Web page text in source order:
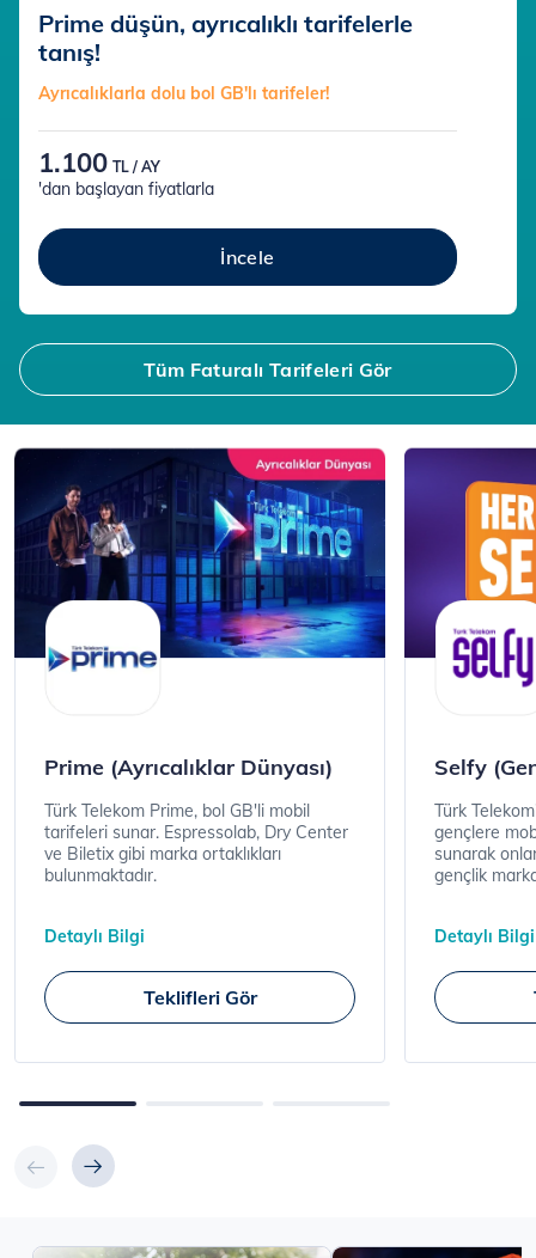
Prime düşün, ayrıcalıklı tarifelerle
tanış!
Ayrıcalıklarla dolu bol GB'lı tarifeler!
1.100 TL / AY
'dan başlayan fiyatlarla
İncele
Tüm Faturalı Tarifeleri Gör
Prime (Ayrıcalıklar Dünyası)
Türk Telekom Prime, bol GB'li mobil
tarifeleri sunar. Espressolab, Dry Center
ve Biletix gibi marka ortaklıkları
bulunmaktadır.
Detaylı Bilgi
Teklifleri Gör
Selfy
Türk
gençlere
sunarak
gençlik
Detaylı Bilgi